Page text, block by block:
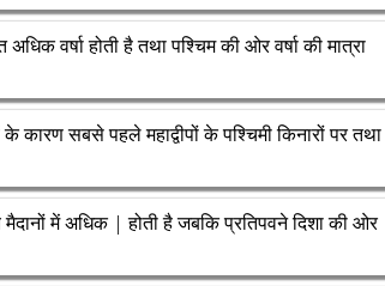
वर्षा होती है तथा पश्चिम की ओर वर्षा की मात्रा
कारण सबसे पहले महाद्वीपों के पश्चिमी किनारों पर तथा
मैदानों में अधिक | होती है जबकि प्रतिपवने दिशा की ओर